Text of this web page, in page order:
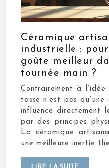
Céramique
industrielle :
goûte meilleur
tournée main ?
Contrairement à
tasse n’est pas
influence directement
par des principes
La céramique
une meilleure inertie